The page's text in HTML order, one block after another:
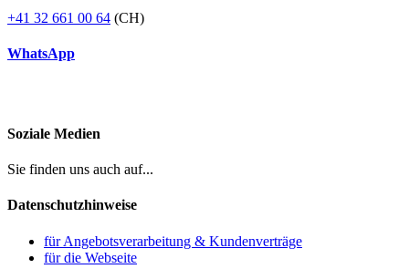
+41 32 661 00 64 (CH)
WhatsApp
Soziale Medien
Sie finden uns auch auf...
Datenschutzhinweise
für Angebotsverarbeitung & Kundenverträge
für die Webseite